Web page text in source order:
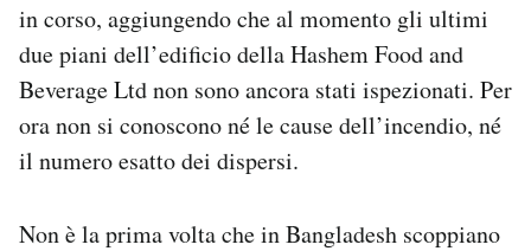
Esci
in corso, aggiungendo che al momento gli ultimi
due piani dell’edificio della Hashem Food and
Beverage Ltd non sono ancora stati ispezionati. Per
ora non si conoscono né le cause dell’incendio, né
il numero esatto dei dispersi.
Non è la prima volta che in Bangladesh scoppiano